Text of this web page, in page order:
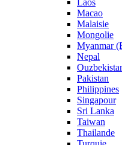
Laos
Macao
Malaisie
Mongolie
Myanmar
Nepal
Pakistan
Philippines
Singapour
Sri Lanka
Taiwan
Thailande